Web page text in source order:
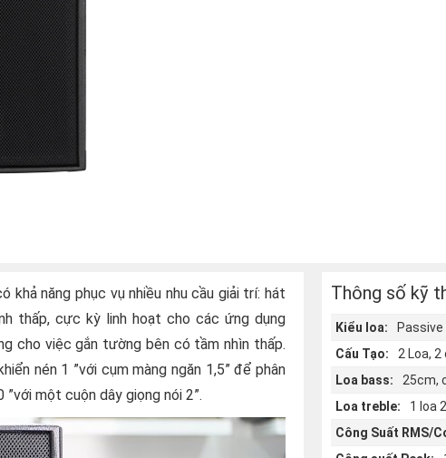
khả năng phục vụ nhiều nhu cầu giải trí: hát
thấp, cực kỳ linh hoạt cho các ứng dụng
cho việc gắn tường bên có tầm nhìn thấp.
nén 1 ”với cụm màng ngăn 1,5” để phân
một cuộn dây giọng nói 2”.
Thông số kỹ
Kiểu loa:
Cấu Tạo:
2 Loa,
Loa bass:
25cm,
Loa treble:
1 loa
Công Suất RMS/